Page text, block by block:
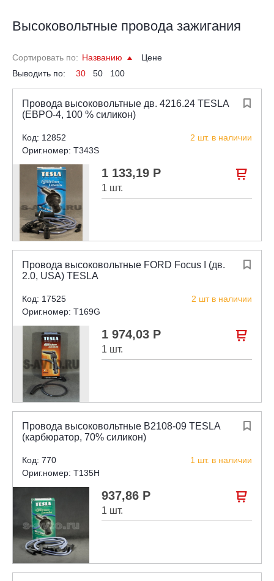
Высоковольтные провода зажигания
Сортировать по: Названию
Цене
Выводить по:
30 50 100

Провода высоковольтные дв. 4216.24 TESLA
(ЕВРО-4, 100 % силикон)
Код: 12852
2 шт. в наличии
Ориг.номер: T343S
1 133,19 Р
1 шт.


Провода высоковольтные FORD Focus I (дв.
2.0, USA) TESLA
Код: 17525
2 шт в наличии
Ориг.номер: T169G
1 974,03 Р
1 шт.


Провода высоковольтные В2108-09 TESLA
(карбюратор, 70% силикон)
Код: 770
1 шт. в наличии
Ориг.номер: T135H
937,86 Р
1 шт.
